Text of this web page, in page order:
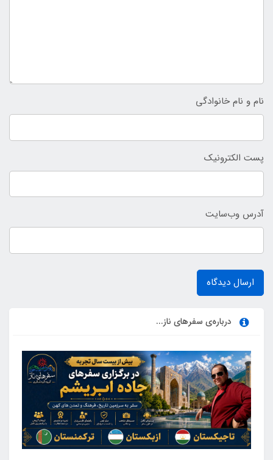
نام و نام خانوادگی
پست الکترونیک
آدرس وب‌سایت
ارسال دیدگاه
درباره‌ی سفرهای ناز...